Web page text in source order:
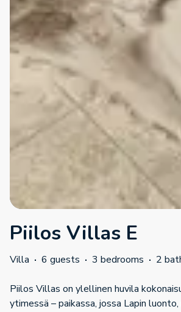
Piilos Villas E
Villa · 6 guests · 3 bedrooms · 2
Piilos Villas on ylellinen huvila
ytimessä – paikassa, jossa Lapin